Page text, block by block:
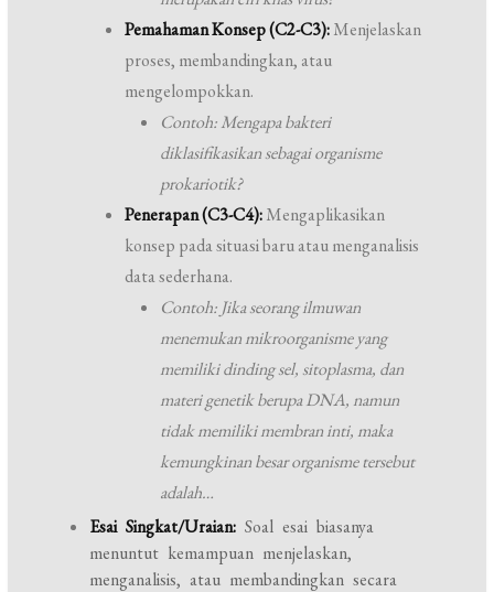
Pemahaman Konsep (C2-C3):Menjelaskan
proses, membandingkan, atau
mengelompokkan.
Contoh: Mengapa bakteri
diklasifikasikan sebagai organisme
prokariotik?
Penerapan (C3-C4):Mengaplikasikan
konsep pada situasi baru atau menganalisis
data sederhana.
Contoh: Jika seorang ilmuwan
menemukan mikroorganisme yang
memiliki dinding sel, sitoplasma, dan
materi genetik berupa DNA, namun
tidak memiliki membran inti, maka
kemungkinan besar organisme tersebut
adalah…
Esai Singkat/Uraian: Soal esai biasanya
menuntut kemampuan menjelaskan,
menganalisis, atau membandingkan secara